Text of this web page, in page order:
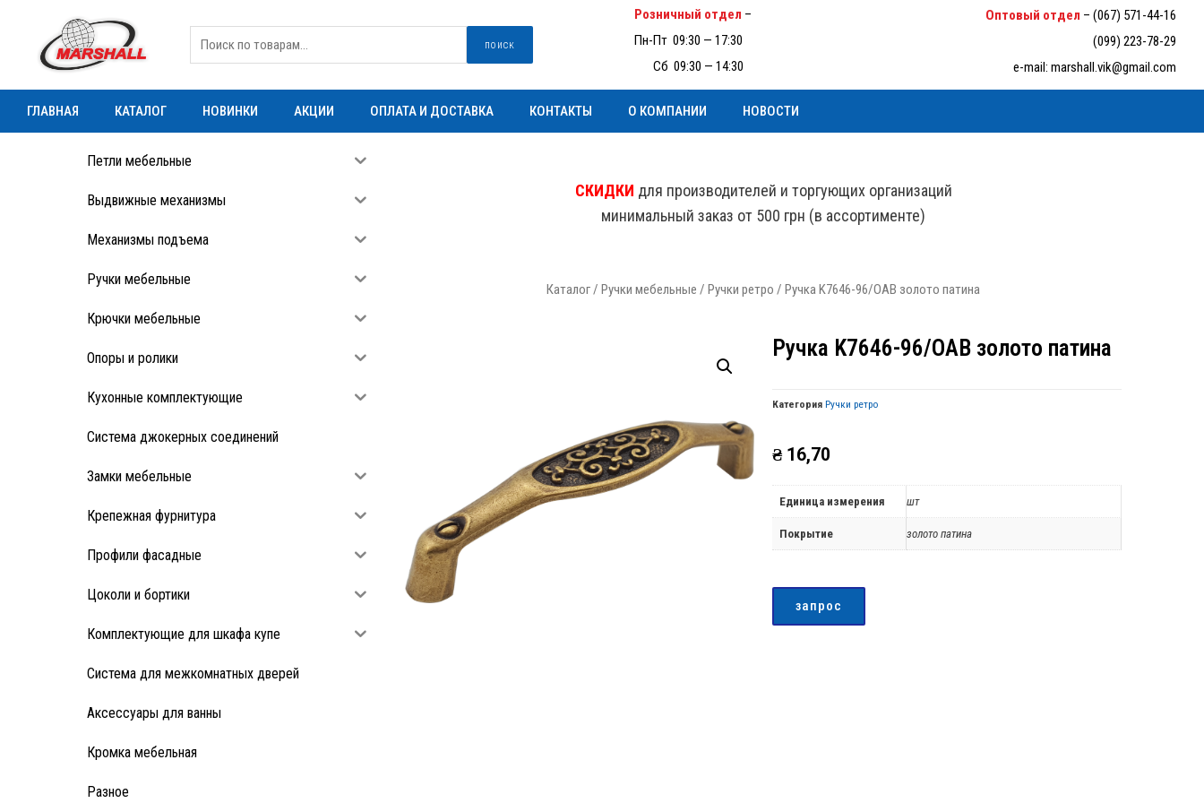
поиск
Розничный отдел –
Пн-Пт 09:30 — 17:30
Пн-Сб 09:30 — 14:30
Оптовый отдел – (067) 571-44-16
(099) 223-78-29
e-mail: marshall.vik@gmail.com
ГЛАВНАЯ КАТАЛОГ НОВИНКИ АКЦИИ ОПЛАТА И ДОСТАВКА КОНТАКТЫ О КОМПАНИИ НОВОСТИ
Петли мебельные
Выдвижные механизмы
Механизмы подъема
Ручки мебельные
Крючки мебельные
Опоры и ролики
Кухонные комплектующие
Система джокерных соединений
Замки мебельные
Крепежная фурнитура
Профили фасадные
Цоколи и бортики
Комплектующие для шкафа купе
Система для межкомнатных дверей
Аксессуары для ванны
Кромка мебельная
Разное
СКИДКИ для производителей и торгующих организаций
минимальный заказ от 500 грн (в ассортименте)
Каталог/ Ручки мебельные / Ручки ретро / Ручка K7646-96/OАB золото патина
Ручка K7646-96/OАB золото патина
Категория Ручки ретро
₴ 16,70
Единица измерения шт
Покрытие золото патина
запрос